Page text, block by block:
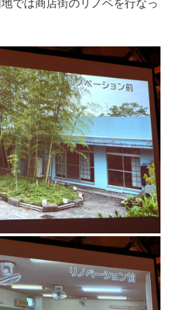
では商店街のリノベを行なっ